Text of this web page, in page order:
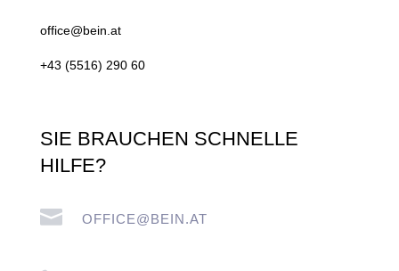
office@bein.at
+43 (5516) 290 60
SIE BRAUCHEN SCHNELLE
HILFE?
 OFFICE@BEIN.AT